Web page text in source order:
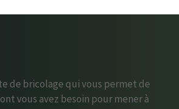
de bricolage qui vous permet de
vous avez besoin pour mener à